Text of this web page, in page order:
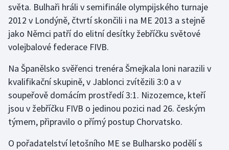
Moderní pětiboj
Motorsport
Olympijské hry
Parasport
Plážový volejbal
světa. Bulhaři hráli v semifinále olympijského turnaje
2012 v Londýně, čtvrtí skončili i na ME 2013 a stejně
jako Němci patří do elitní desítky žebříčku světové
volejbalové federace FIVB.
Na Španělsko svěřenci trenéra Šmejkala loni narazili v
kvalifikační skupině, v Jablonci zvítězili 3:0 a v
soupeřově domácím prostředí 3:1. Nizozemce, kteří
jsou v žebříčku FIVB o jedinou pozici nad 26. českým
týmem, připravilo o přímý postup Chorvatsko.
O pořadatelství letošního ME se Bulharsko podělí s